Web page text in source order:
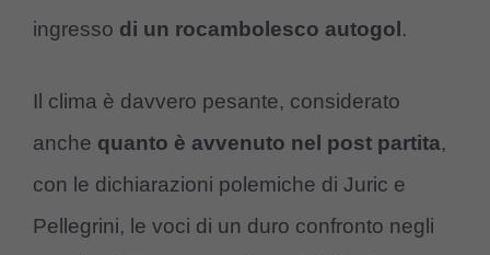
ingresso di un rocambolesco autogol.
Il clima è davvero pesante, considerato
anche quanto è avvenuto nel post partita,
con le dichiarazioni polemiche di Juric e
Pellegrini, le voci di un duro confronto negli